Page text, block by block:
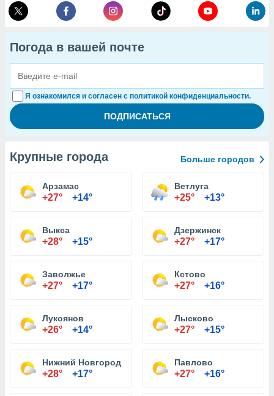
Погода в вашей почте
Я ознакомился и согласен с политикой конфиденциальности.
Крупные города Больше городов
Арзамас
+27° +14°
Ветлуга
+25° +13°
Выкса
+28° +15°
Дзержинск
+27° +17°
Заволжье
+27° +17°
Кстово
+27° +16°
Лукоянов
+26° +14°
Лысково
+27° +15°
Нижний Новгород
+28° +17°
Павлово
+27° +16°